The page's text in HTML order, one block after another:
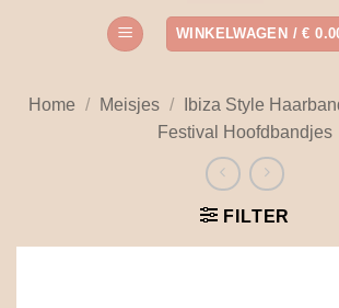
WINKELWAGEN /€
Home / Meisjes /
Ibiza Style
Festival Hoofdbandjes
FILTER